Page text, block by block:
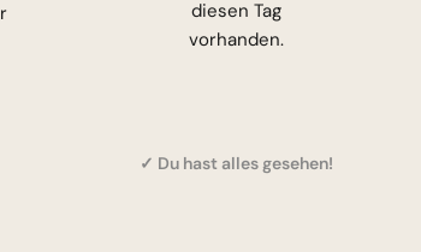
vorhanden.
✓ Du hast alles gesehen!